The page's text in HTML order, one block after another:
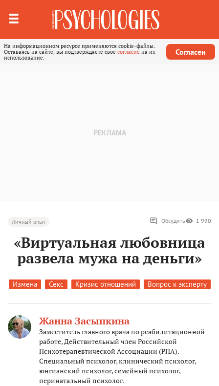
На информационном ресурсе применяются cookie-файлы.
Оставаясь на сайте, вы подтверждаете свое согласие на их
использование.
Согласен
Личный опыт Обсудить 1 990
«Виртуальная любовница
развела мужа на деньги»
Измена Секс Кризис отношений Вопрос к эксперту
Жанна Засыпкина
Заместитель главного врача по реабилитационной
работе, Действительный член Российской
Психотерапевтической Ассоциации (РПА).
Специальный психолог, клинический психолог,
юнгианский психолог, семейный психолог,
перинатальный психолог.